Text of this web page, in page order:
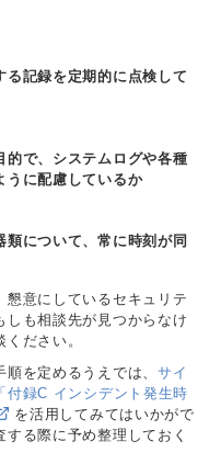
る記録を定期的に点検して
的で、システムログや各種
うに配慮しているか
について、常に時刻が同
懇意にしているセキュリテ
しも相談先が見つからなけ
ださい。
を定めるうえでは、 サイ
付録C インシデント発生時
を活用してみてはいかがで
る際に予め整理しておく